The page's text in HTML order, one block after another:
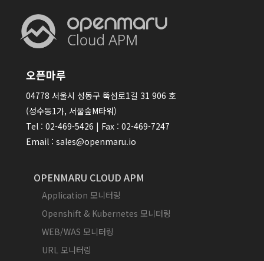
오픈마루
04778 서울시 성동구 뚝섬로1길 31 906 호
(성수동1가, 서울숲M타워)
Tel : 02-469-5426 | Fax : 02-469-7247
Email : sales@openmaru.io
OPENMARU CLOUD APM
Application 모니터링
Openshift & Kubernetes 모니터링
WEB/WAS 모니터링
URL 모니터링